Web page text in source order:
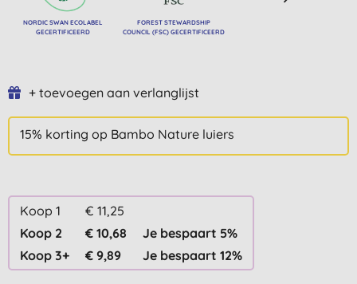
NORDIC SWAN ECOLABEL
GECERTIFICEERD
FOREST STEWARDSHIP
COUNCIL (FSC) GECERTIFICEERD
+ toevoegen aan verlanglijst
15% korting op Bambo Nature luiers
Koop 1
€ 11,25
Koop 2
€ 10,68
Je bespaart 5%
Koop 3+
€ 9,89 Je bespaart 12%